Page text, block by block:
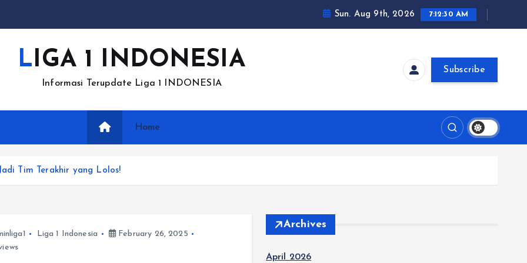
Sun. Aug 9th, 2026 7:12:30 AM
LIGA 1 INDONESIA
Informasi Terupdate Liga 1 INDONESIA
Subscribe
Home
Tim Terakhir yang Lolos!
Liga 1 Indonesia
February 26, 2025
Archives
April 2026